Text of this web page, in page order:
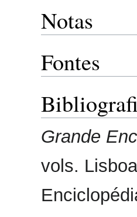
Notas
Fontes
Grande
vols.